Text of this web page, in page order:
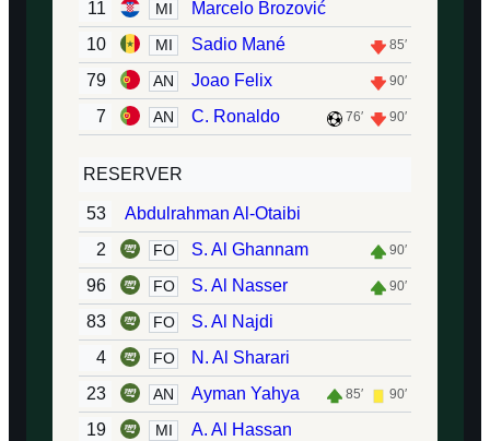
11
MI
Marcelo Brozović
10
MI Sadio Mané 85′
79 AN Joao Felix 90′
7 AN C. Ronaldo 76′ 90′
RESERVER
53
Abdulrahman Al-Otaibi
2
FO S. Al Ghannam 90′
96 FO S. Al Nasser 90′
83 FO
S. Al Najdi
4
FO
N. Al Sharari
23
AN Ayman Yahya 85′ 90′
19 MI
A. Al Hassan